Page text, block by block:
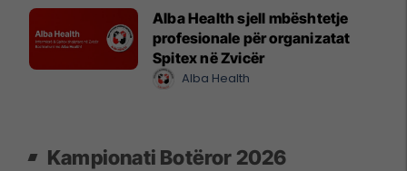
Alba Health sjell mbështetje
profesionale për organizatat
Spitex në Zvicër
Alba Health
Kampionati Botëror 2026